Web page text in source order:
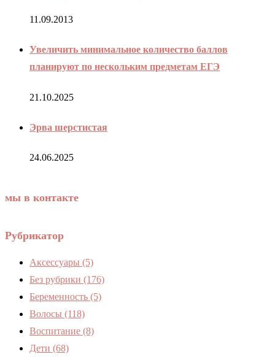
11.09.2013
Увеличить минимальное количество баллов
планируют по нескольким предметам ЕГЭ
21.10.2025
Эрва шерстистая
24.06.2025
мы в контакте
Рубрикатор
Аксессуары (5)
Без рубрики (176)
Беременность (5)
Волосы (118)
Воспитание (8)
Дети (68)